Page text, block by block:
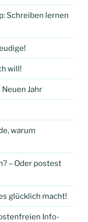
Schreiben lernen
will!
Jahr
warum
– Oder postest
glücklich macht!
Info-